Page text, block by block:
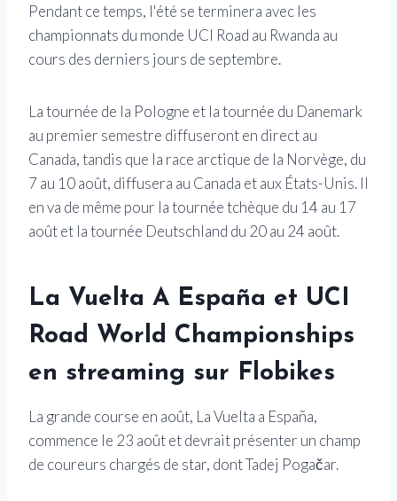
Pendant ce temps, l'été se terminera avec les
championnats du monde UCI Road au Rwanda au
cours des derniers jours de septembre.
La tournée de la Pologne et la tournée du Danemark
au premier semestre diffuseront en direct au
Canada, tandis que la race arctique de la Norvège, du
7 au 10 août, diffusera au Canada et aux États-Unis. Il
en va de même pour la tournée tchèque du 14 au 17
août et la tournée Deutschland du 20 au 24 août.
La Vuelta A España et UCI
Road World Championships
en streaming sur Flobikes
La grande course en août, La Vuelta a España,
commence le 23 août et devrait présenter un champ
de coureurs chargés de star, dont Tadej Pogačar.